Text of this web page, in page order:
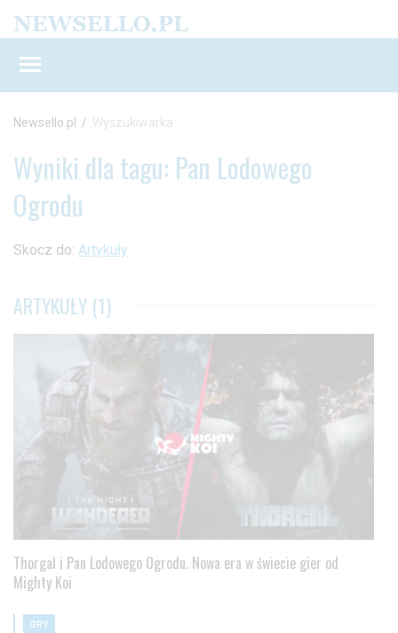
Newsello.pl / Wyszukiwarka
Wyniki dla tagu: Pan Lodowego
Ogrodu
Skocz do: Artykuły
ARTYKUŁY (1)
Thorgal i Pan Lodowego Ogrodu. Nowa era w świecie gier od
Mighty Koi
GRY